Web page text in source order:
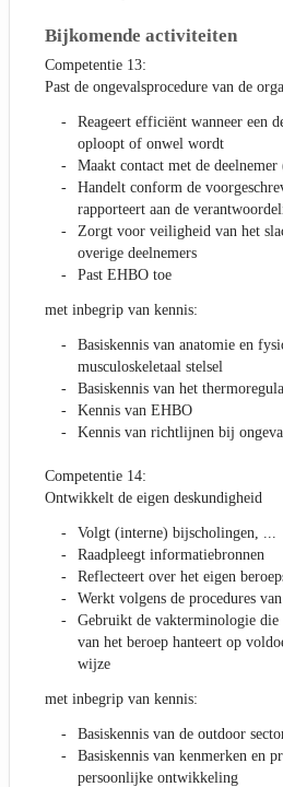
Bijkomende activiteiten
Competentie 13:
Past de ongevalsprocedure van de
Reageert efficiënt wanneer een
oploopt of onwel wordt
Maakt contact met de
Handelt conform de
rapporteert aan de
Zorgt voor veiligheid van het
overige deelnemers
Past EHBO toe
met inbegrip van kennis:
Basiskennis van anatomie en
musculoskeletaal stelsel
Basiskennis van het
Kennis van EHBO
Kennis van richtlijnen bij
Competentie 14:
Ontwikkelt de eigen deskundigheid
Volgt (interne) bijscholingen, ...
Raadpleegt informatiebronnen
Reflecteert over het eigen
Werkt volgens de procedures
Gebruikt de vakterminologie die
van het beroep hanteert op
wijze
met inbegrip van kennis:
Basiskennis van de outdoor
Basiskennis van kenmerken en
persoonlijke ontwikkeling